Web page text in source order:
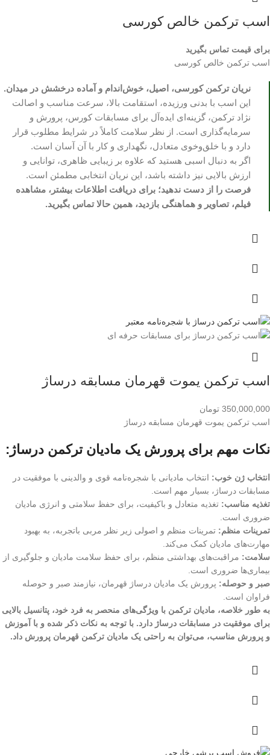
اسب ترکمن خالص کورسی
برای قیمت تماس بگیرید
اسب ترکمن خالص کورسی
نریان ترکمن کورسی، اصیل، خوش‌اندام و آماده درخشش در میدان.
این اسب با بدنی ورزیده، استقامت بالا، سرعت مناسب و اصالت
نژاد ترکمن، گزینه‌ای ایده‌آل برای مسابقات کورس، پرورش و
سرمایه‌گذاری است. از نظر سلامت کاملاً در شرایط مطلوب قرار
دارد و با خلق‌وخوی متعادل، نگهداری و کار با آن آسان است.
اگر به دنبال اسبی هستید که علاوه بر زیبایی ظاهری، توانایی و
ارزش بالایی نیز داشته باشد، این نریان انتخابی مطمئن است.
فرصت را از دست ندهید؛ برای دریافت اطلاعات بیشتر، مشاهده
فیلم، تصاویر و هماهنگی بازدید، همین حالا تماس بگیرید.
اسب ترکمن یموت قهرمان مسابقه درساژ
350,000,000 تومان
اسب ترکمن یموت قهرمان مسابقه درساژ
نکات مهم برای پرورش یک مادیان ترکمن درساژ:
انتخاب ژن خوب: انتخاب مادیانی با شجره‌نامه قوی و والدینی با موفقیت در
مسابقات درساژ، بسیار مهم است.
تغذیه مناسب: تغذیه متعادل و باکیفیت، برای حفظ سلامتی و انرژی مادیان
ضروری است.
تمرینات منظم: تمرینات منظم و اصولی زیر نظر مربی باتجربه، به بهبود
مهارت‌های مادیان کمک می‌کند.
سلامت: مراقبت‌های بهداشتی منظم، برای حفظ سلامت مادیان و جلوگیری از
بیماری‌ها ضروری است.
صبر و حوصله: پرورش یک مادیان درساژ قهرمان، نیازمند صبر و حوصله
فراوان است.
به طور خلاصه، مادیان ترکمن با ویژگی‌های منحصر به فرد خود، پتانسیل بالایی
برای موفقیت در مسابقات درساژ دارد. با توجه به نکات ذکر شده و با آموزش
و پرورش مناسب، می‌توان به راحتی یک مادیان ترکمن قهرمان پرورش داد.